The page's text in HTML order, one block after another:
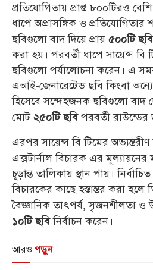
প্রতিযোগিতায় প্রাপ্ত ৮০০টিরও
ধাপে অপ্রাসঙ্গিক ও প্রতিযোগিতার
ছবিগুলো বাদ দিয়ে প্রায় ৫০০টি ছবি
করা হয়। পরবর্তী ধাপে সায়েন্স
ছবিগুলো পর্যালোচনা করেন। এ
এআই-জেনারেটেড ছবি কিংবা
হিসেবে সন্দেহজনক ছবিগুলো বাদ
মোট২৫০টি ছবিপরবর্তী রাউন্ডের
এরপর সায়েন্স বি টিমের
এক্সটার্নাল বিচারক এর মূল্যায়নের
চূড়ান্ত তালিকায় স্থান পায়।
বিচারকের কাছে হস্তান্তর করা
বৈজ্ঞানিক তাৎপর্য, সৃজনশীলতা ও
১০টি ছবিনির্বাচন করেন।
আরও পড়ুন